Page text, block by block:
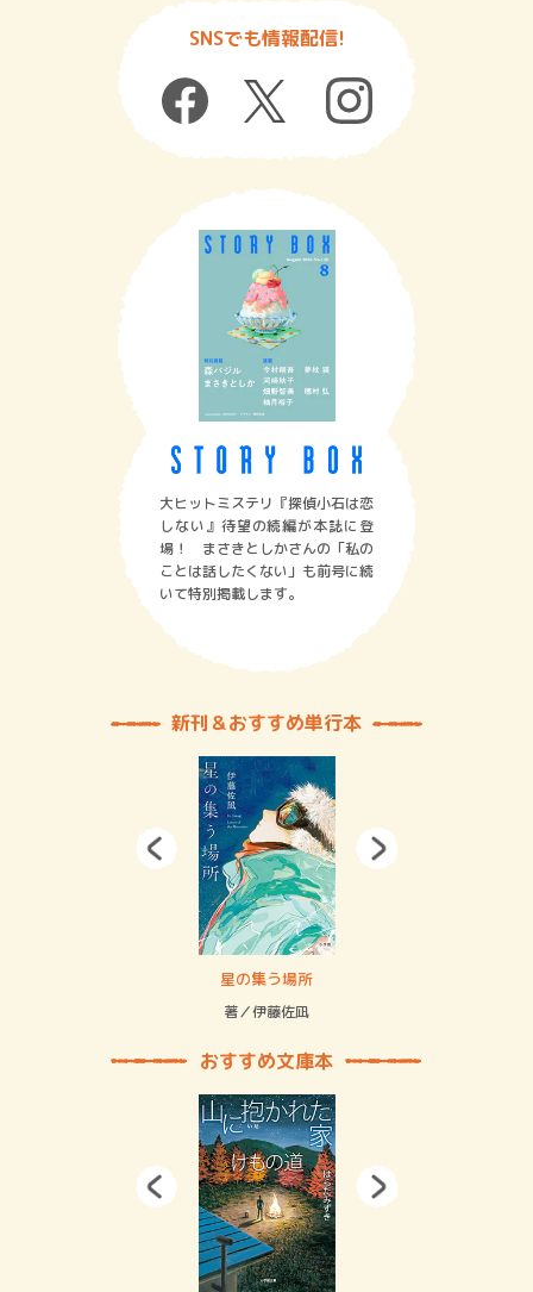
SNSでも情報配信!
大ヒットミステリ『探偵小石は恋
しない』待望の続編が本誌に登
場！ まさきとしかさんの「私の
ことは話したくない」も前号に続
いて特別掲載します。
新刊＆おすすめ単行本
星の集う場所
著／伊藤佐凪
おすすめ文庫本